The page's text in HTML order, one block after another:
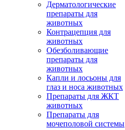
Дерматологические
препараты для
животных
Контрацепция для
животных
Обезболивающие
препараты для
животных
Капли и лосьоны для
глаз и носа животных
Препараты для ЖКТ
животных
Препараты для
мочеполовой системы